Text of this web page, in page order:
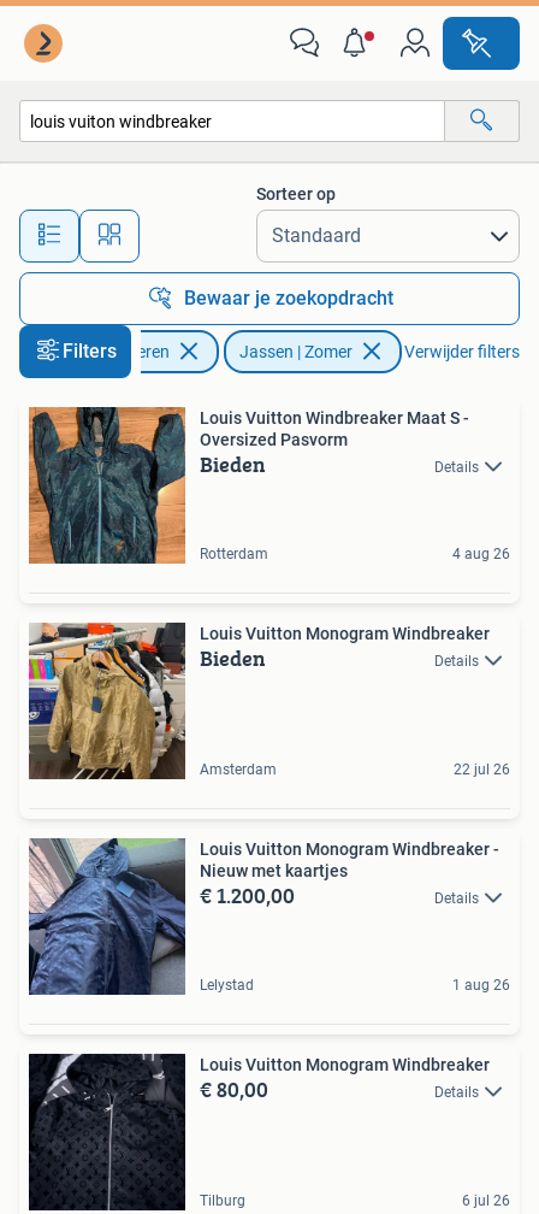
Alle afstanden…
Sorteer op
Bewaar je zoekopdracht
Filters
Kleding | Heren Jassen | Zomer Verwijder filters
Louis Vuitton Windbreaker Maat S -
Oversized Pasvorm
Bieden Details
Rotterdam 4 aug 26
Louis Vuitton Monogram Windbreaker
Bieden Details
Amsterdam 22 jul 26
Louis Vuitton Monogram Windbreaker -
Nieuw met kaartjes
€ 1.200,00 Details
Lelystad 1 aug 26
Louis Vuitton Monogram Windbreaker
€ 80,00 Details
Tilburg 6 jul 26